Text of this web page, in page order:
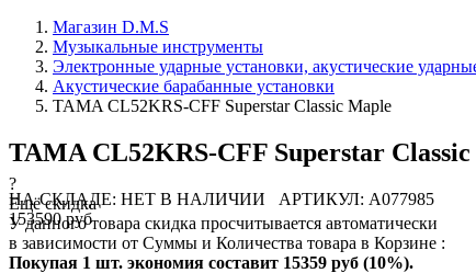
Магазин D.M.S
Музыкальные инструменты
Электронные ударные установки, акустические
Акустические барабанные установки
TAMA CL52KRS-CFF Superstar Classic Maple
TAMA CL52KRS-CFF Superstar Classic
НА СКЛАДЕ: НЕТ В НАЛИЧИИ АРТИКУЛ: A077985
153590 руб
?
Ещё скидка
У данного товара скидка просчитывается автоматически
в зависимости от Суммы и Количества товара в Корзине :
Покупая 1 шт. экономия составит 15359 руб (10%).